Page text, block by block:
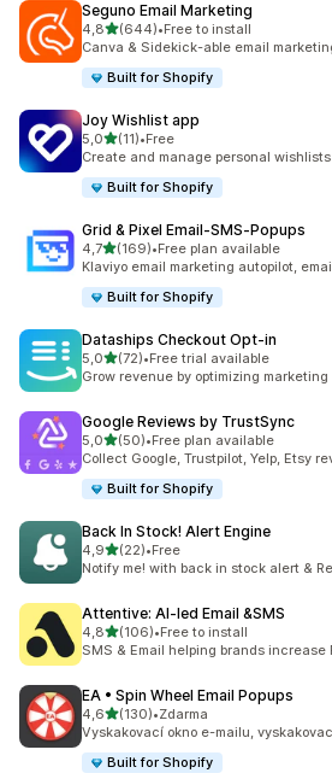
Seguno Email Marketing
4,8z 5 hvězd
(644)
Celkový počet recenzí: 644
•Free to install
Canva & Sidekick-able email
Built for Shopify
Joy Wishlist app
5,0z 5 hvězd
(11)
Celkový počet recenzí: 11
•Free
Create and manage personal
Built for Shopify
Grid & Pixel Email‑SMS‑Popups
4,7z 5 hvězd
(169)
Celkový počet recenzí: 169
•Free plan available
Klaviyo email marketing autopilot,
Built for Shopify
Dataships Checkout Opt‑in
5,0z 5 hvězd
(72)
Celkový počet recenzí: 72
•Free trial available
Grow revenue by optimizing
Google Reviews by TrustSync
5,0z 5 hvězd
(50)
Celkový počet recenzí: 50
•Free plan available
Collect Google, Trustpilot, Yelp, Etsy
Built for Shopify
Back In Stock! Alert Engine
4,9z 5 hvězd
(22)
Celkový počet recenzí: 22
•Free
Notify me! with back in stock alert &
Attentive: AI‑led Email &SMS
4,8z 5 hvězd
(106)
Celkový počet recenzí: 106
•Free to install
SMS & Email helping brands increase
EA • Spin Wheel Email Popups
4,6z 5 hvězd
(130)
Celkový počet recenzí: 130
•Zdarma
Vyskakovací okno e-mailu,
Built for Shopify